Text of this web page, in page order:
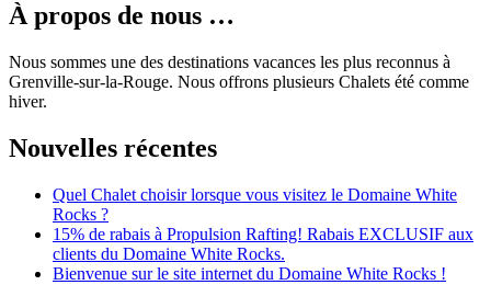
À propos de nous …
Nous sommes une des destinations vacances les plus reconnus à
Grenville-sur-la-Rouge. Nous offrons plusieurs Chalets été comme
hiver.
Nouvelles récentes
Quel Chalet choisir lorsque vous visitez le Domaine White
Rocks ?
15% de rabais à Propulsion Rafting! Rabais EXCLUSIF aux
clients du Domaine White Rocks.
Bienvenue sur le site internet du Domaine White Rocks !